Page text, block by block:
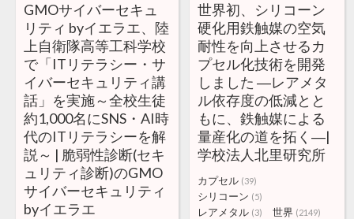
GMOサイバーセキュ
リティ byイエラエ、陸
上自衛隊高等工科学校
で「ITリテラシー・サ
イバーセキュリティ講
話」を実施～全校生徒
約1,000名にSNS・AI時
代のITリテラシーを解
説～ | 脆弱性診断(セキ
ュリティ診断)のGMO
サイバーセキュリティ
byイエラエ
世界初、シリコーン
硬化用鉄触媒の空気
耐性を向上させるカ
プセル化技術を開発
しました ―レアメタ
ル依存度の低減とと
もに、鉄触媒による
量産化の道を拓く―|
学校法人北里研究所
カプセル (39)
シリコーン (5)
レアメタル (3) 世界 (2149)